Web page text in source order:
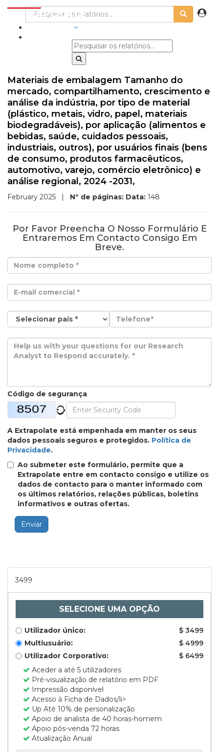
Materiais de embalagem Tamanho do
mercado, compartilhamento, crescimento e
análise da indústria, por tipo de material
(plástico, metais, vidro, papel, materiais
biodegradáveis), por aplicação (alimentos e
bebidas, saúde, cuidados pessoais,
industriais, outros), por usuários finais (bens
de consumo, produtos farmacêuticos,
automotivo, varejo, comércio eletrônico) e
análise regional, 2024 -2031,
February 2025 | Nº de páginas: Data: 148
Por Favor Preencha O Nosso Formulário E
Entraremos Em Contacto Consigo Em
Breve.
Código de segurança
A Extrapolate está empenhada em manter os seus
dados pessoais seguros e protegidos. Política de
Privacidade.
Ao submeter este formulário, permite que a
Extrapolate entre em contacto consigo e utilize os
dados de contacto para o manter informado com
os últimos relatórios, relações públicas, boletins
informativos e outras ofertas.
Enviar
3499
SELECIONE UMA OPÇÃO
Utilizador único:
$ 3499
Multiusuário:
$ 4999
Utilizador Corporativo:
$ 6499
Aceder a até 5 utilizadores
Pré-visualização de relatório em PDF
Impressão disponível
Acesso à Ficha de Dados/li>
Up Até 10% de personalização
Apoio de analista de 40 horas-homem
Apoio pós-venda 72 horas
Atualização Anual